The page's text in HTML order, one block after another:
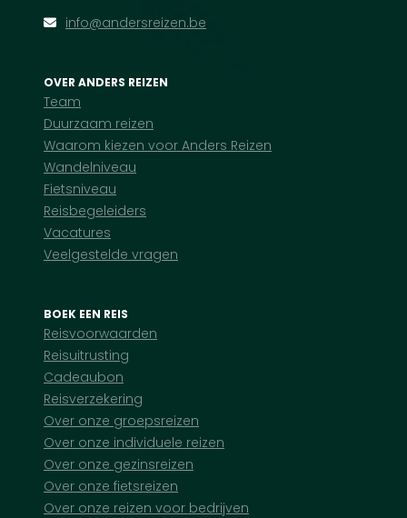
info@andersreizen.be
OVER ANDERS REIZEN
Team
Duurzaam reizen
Waarom kiezen voor Anders Reizen
Wandelniveau
Fietsniveau
Reisbegeleiders
Vacatures
Veelgestelde vragen
BOEK EEN REIS
Reisvoorwaarden
Reisuitrusting
Cadeaubon
Reisverzekering
Over onze groepsreizen
Over onze individuele reizen
Over onze gezinsreizen
Over onze fietsreizen
Over onze reizen voor bedrijven